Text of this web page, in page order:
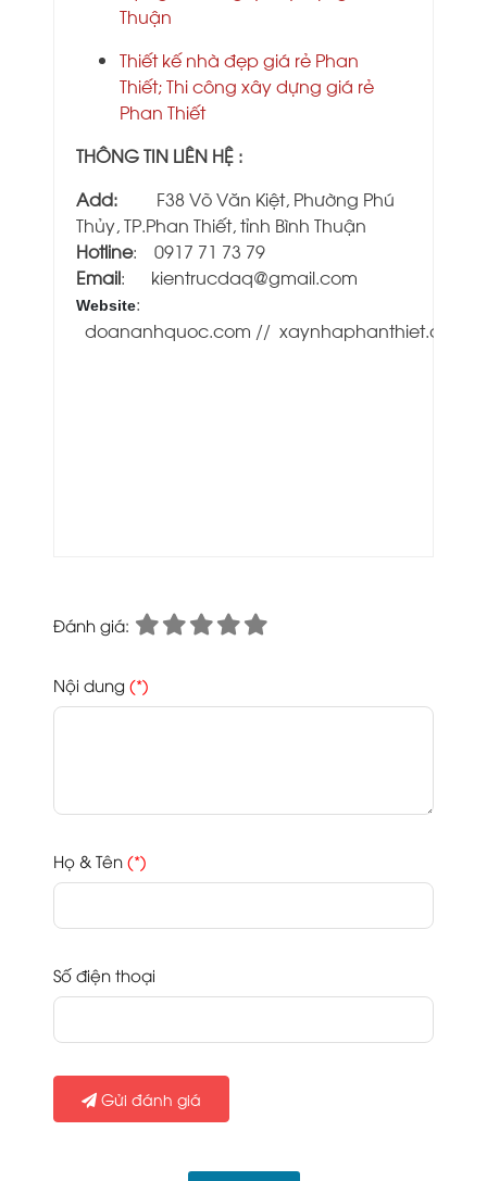
Thuận
Thiết kế nhà đẹp giá rẻ Phan
Thiết;Thi công xây dựng giá rẻ
Phan Thiết
THÔNG TIN LIÊN HỆ :
Add:
F38 Võ Văn Kiệt, Phường Phú
Thủy, TP.Phan Thiết, tỉnh Bình Thuận
Hotline: 0917 71 73 79
Email: kientrucdaq@gmail.com
Website:
doananhquoc.com // xaynhaphanthiet.com
Đánh giá:
Nội dung (*)
Họ & Tên (*)
Số điện thoại
Gửi đánh giá